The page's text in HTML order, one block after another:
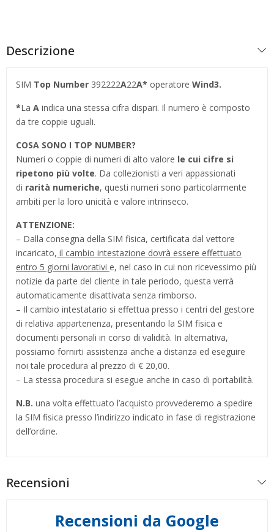
Descrizione
SIM Top Number 392222A22A* operatore Wind3.
*La A indica una stessa cifra dispari. Il numero è composto
da tre coppie uguali.
COSA SONO I TOP NUMBER?
Numeri o coppie di numeri di alto valore le cui cifre si
ripetono più volte. Da collezionisti a veri appassionati
di rarità numeriche, questi numeri sono particolarmente
ambiti per la loro unicità e valore intrinseco.
ATTENZIONE:
– Dalla consegna della SIM fisica, certificata dal vettore
incaricato, il cambio intestazione dovrà essere effettuato
entro 5 giorni lavorativi e, nel caso in cui non ricevessimo più
notizie da parte del cliente in tale periodo, questa verrà
automaticamente disattivata senza rimborso.
– Il cambio intestatario si effettua presso i centri del gestore
di relativa appartenenza, presentando la SIM fisica e
documenti personali in corso di validità. In alternativa,
possiamo fornirti assistenza anche a distanza ed eseguire
noi tale procedura al prezzo di € 20,00.
– La stessa procedura si esegue anche in caso di portabilità.
N.B. una volta effettuato l’acquisto provvederemo a spedire
la SIM fisica presso l’indirizzo indicato in fase di registrazione
dell’ordine.
Recensioni
Recensioni da Google